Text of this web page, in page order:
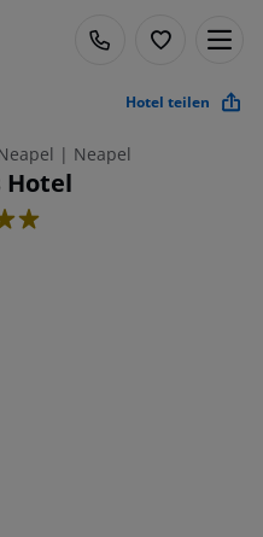
Hotel teilen
| Neapel
Hotel